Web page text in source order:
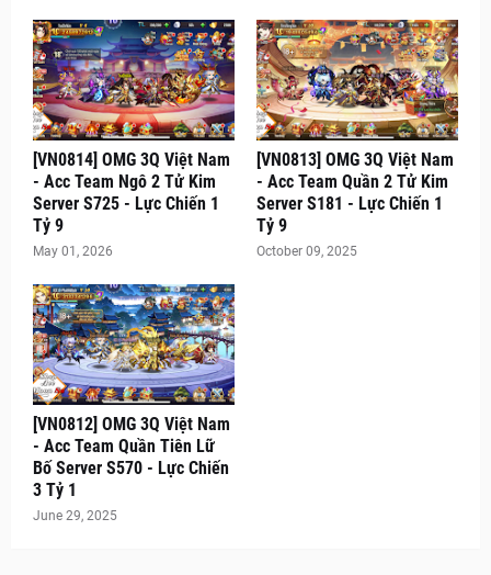
[VN0814] OMG 3Q Việt Nam
- Acc Team Ngô 2 Tử Kim
Server S725 - Lực Chiến 1
Tỷ 9
May 01, 2026
[VN0813] OMG 3Q Việt Nam
- Acc Team Quần 2 Tử Kim
Server S181 - Lực Chiến 1
Tỷ 9
October 09, 2025
[VN0812] OMG 3Q Việt Nam
- Acc Team Quần Tiên Lữ
Bố Server S570 - Lực Chiến
3 Tỷ 1
June 29, 2025